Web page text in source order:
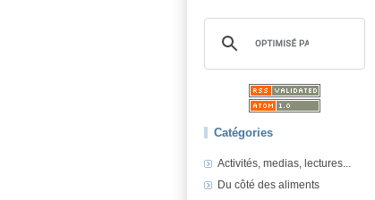
Catégories
Activités, medias, lectures...
Du côté des aliments